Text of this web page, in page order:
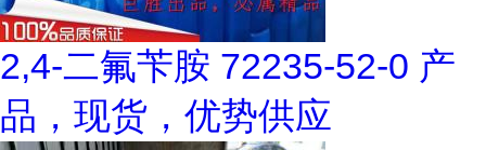
2,4-二氟苄胺 72235-52-0 产
品，现货，优势供应